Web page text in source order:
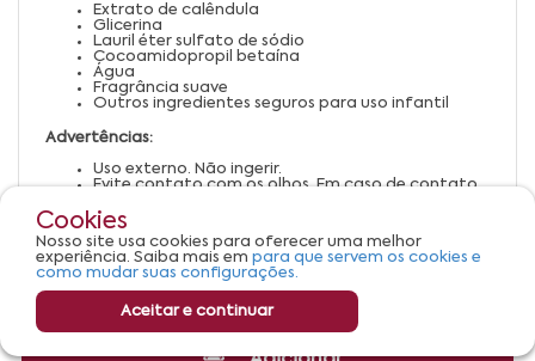
Extrato de calêndula
Glicerina
Lauril éter sulfato de sódio
Cocoamidopropil betaína
Água
Fragrância suave
Outros ingredientes seguros para uso infantil
Advertências:
Uso externo. Não ingerir.
Evite contato com os olhos. Em caso de contato,
Suspenda o uso em caso de irritação ou alergia.
Mantenha fora do alcance de crianças.
Armazene em local fresco, seco e ao abrigo da
luz.
Cookies
Nosso site usa cookies para oferecer uma melhor
experiência. Saiba mais em para que servem os cookies e
como mudar suas configurações.
Aceitar e continuar